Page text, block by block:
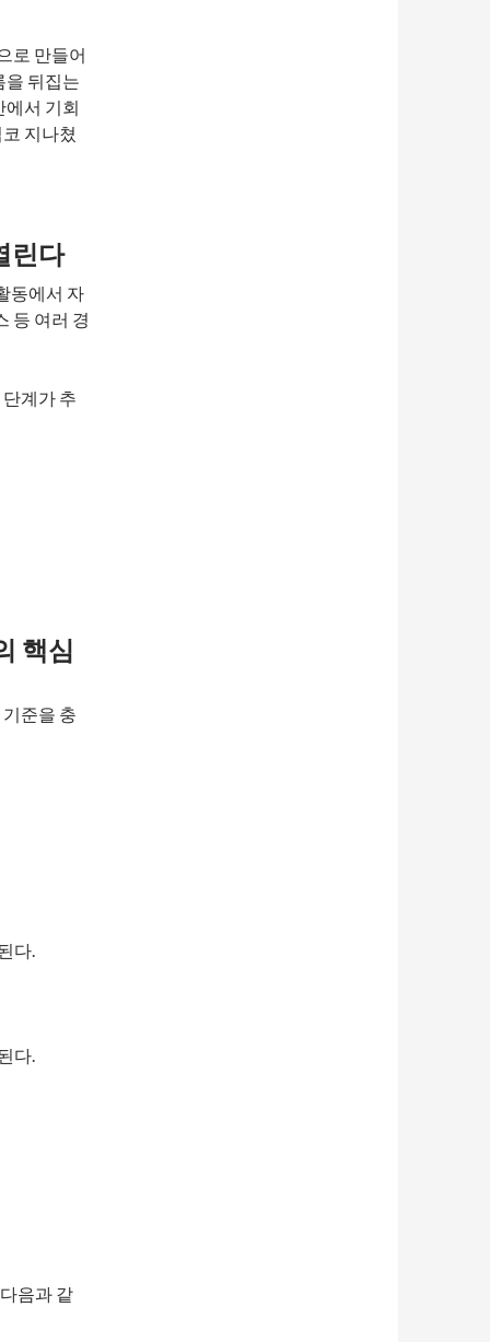
로 만들어
을 뒤집는
에서 기회
지나쳤
린다
동에서 자
등 여러 경
계가 추
핵심
준을 충
다.
다.
음과 같